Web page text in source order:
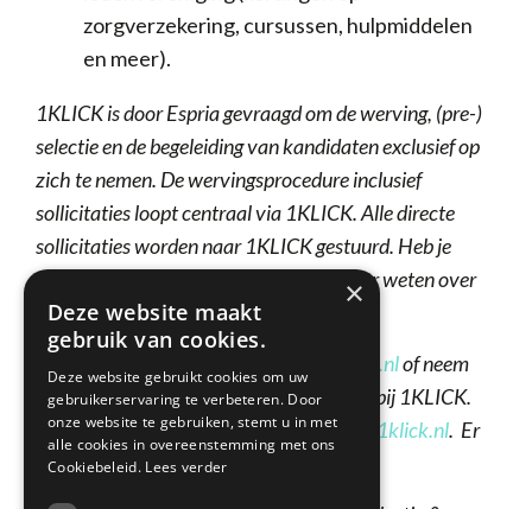
zorgverzekering, cursussen, hulpmiddelen
en meer).
1KLICK is door Espria gevraagd om de werving, (pre-)
selectie en de begeleiding van kandidaten exclusief op
zich te nemen. De wervingsprocedure inclusief
sollicitaties loopt centraal via 1KLICK. Alle directe
sollicitaties worden naar 1KLICK gestuurd. Heb je
interesse, wil je je CV sturen of wil je meer weten over
deze functie?
recruitment@1klick.nlof neem
contact op met Bart Mulleneers, partner bij 1KLICK.
Laatste kan via 06 33 68 27 09 ofbart@1klick.nl. Er
wordt dan contact met je opgenomen.
×
Deze website maakt
gebruik van cookies.
Deze website gebruikt cookies om uw
gebruikerservaring te verbeteren. Door
onze website te gebruiken, stemt u in met
alle cookies in overeenstemming met ons
Cookiebeleid. Lees verder